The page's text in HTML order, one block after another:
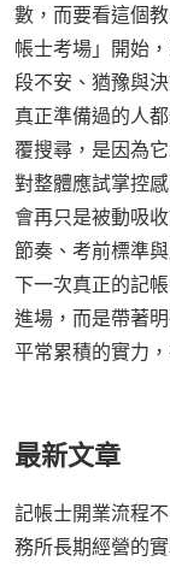
數，而要看這個
帳士考場」開始
段不安、猶豫與
真正準備過的人
覆搜尋，是因為
對整體應試掌控
會再只是被動吸
節奏、考前標準
下一次真正的記
進場，而是帶著
平常累積的實力
最新文章
記帳士開業流程
務所長期經營的